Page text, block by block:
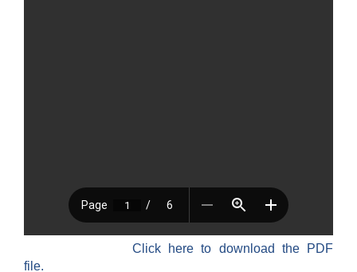
Click here to download the PDF
file.